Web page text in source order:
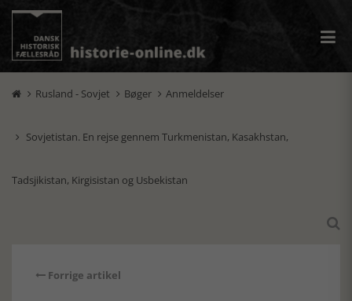
 Rusland - Sovjet  Bøger  Anmeldelser
 Sovjetistan. En rejse gennem Turkmenistan, Kasakhstan,
Tadsjikistan, Kirgisistan og Usbekistan

Forrige artikel